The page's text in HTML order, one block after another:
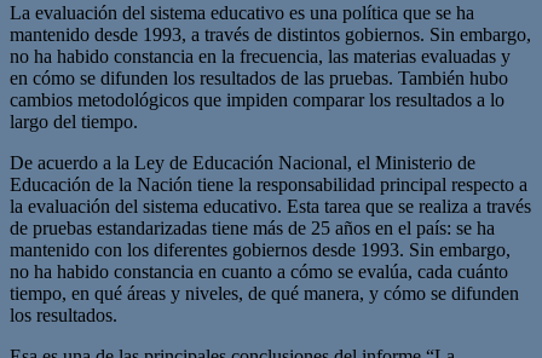
La evaluación del sistema educativo es una política que se ha
mantenido desde 1993, a través de distintos gobiernos. Sin embargo,
no ha habido constancia en la frecuencia, las materias evaluadas y
en cómo se difunden los resultados de las pruebas. También hubo
cambios metodológicos que impiden comparar los resultados a lo
largo del tiempo.
De acuerdo a la Ley de Educación Nacional, el Ministerio de
Educación de la Nación tiene la responsabilidad principal respecto a
la evaluación del sistema educativo. Esta tarea que se realiza a través
de pruebas estandarizadas tiene más de 25 años en el país: se ha
mantenido con los diferentes gobiernos desde 1993. Sin embargo,
no ha habido constancia en cuanto a cómo se evalúa, cada cuánto
tiempo, en qué áreas y niveles, de qué manera, y cómo se difunden
los resultados.